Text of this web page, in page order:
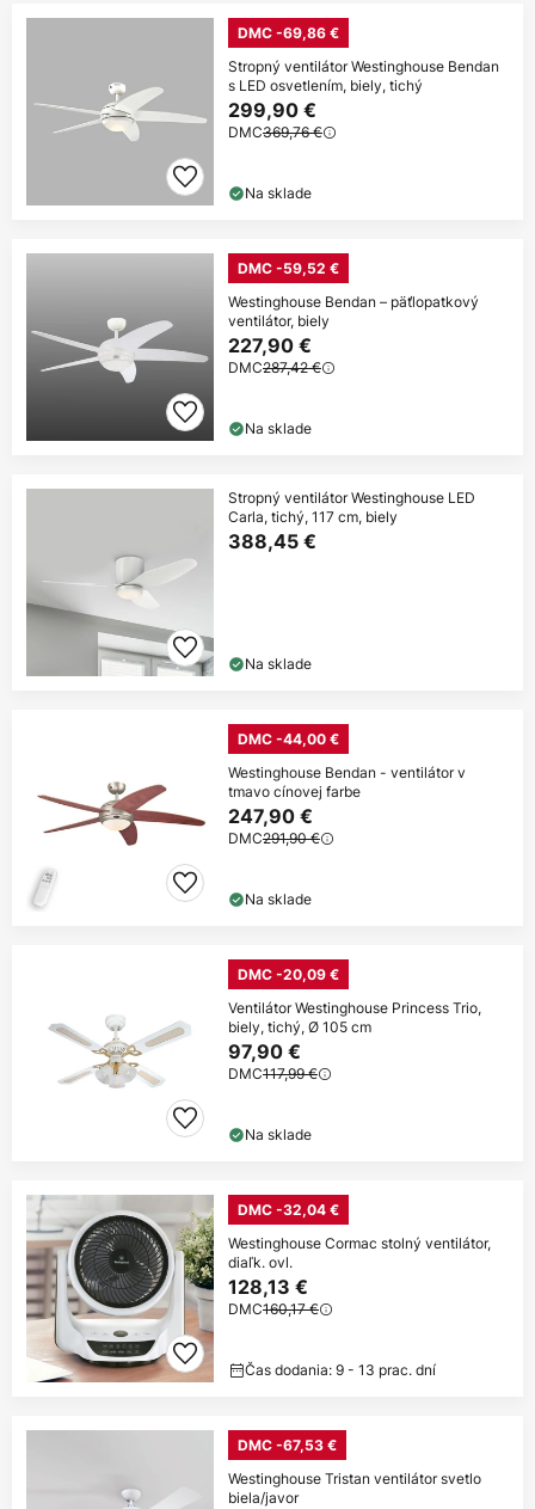
DMC -69,86 €
Stropný ventilátor Westinghouse Bendan
s LED osvetlením, biely, tichý
299,90 €
DMC369,76 €
Na sklade
DMC -59,52 €
Westinghouse Bendan – päťlopatkový
ventilátor, biely
227,90 €
DMC287,42 €
Na sklade
Stropný ventilátor Westinghouse LED
Carla, tichý, 117 cm, biely
388,45 €
Na sklade
DMC -44,00 €
Westinghouse Bendan - ventilátor v
tmavo cínovej farbe
247,90 €
DMC291,90 €
Na sklade
DMC -20,09 €
Ventilátor Westinghouse Princess Trio,
biely, tichý, Ø 105 cm
97,90 €
DMC117,99 €
Na sklade
DMC -32,04 €
Westinghouse Cormac stolný ventilátor,
diaľk. ovl.
128,13 €
DMC160,17 €
Čas dodania: 9 - 13 prac. dní
DMC -67,53 €
Westinghouse Tristan ventilátor svetlo
biela/javor